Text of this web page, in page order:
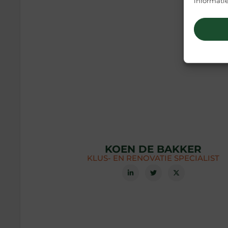
KOEN DE BAKKER
KLUS- EN RENOVATIE SPECIALIST